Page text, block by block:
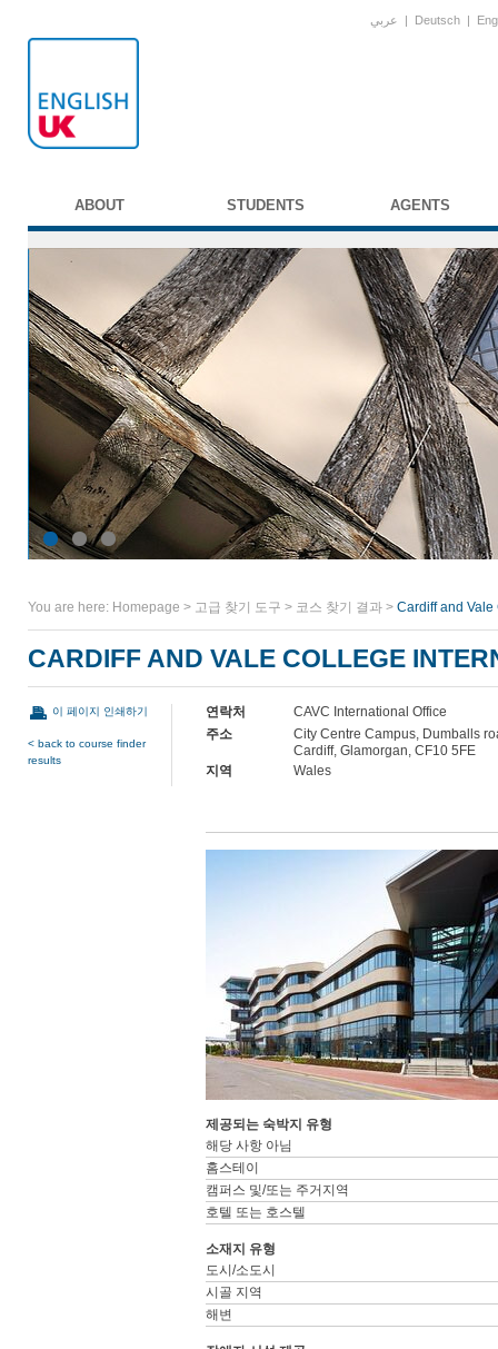
عربي | Deutsch |
ABOUT STUDENTS AGENTS
You are here: Homepage > 고급 찾기 도구 > 코스 찾기 결과 > Cardiff and
CARDIFF AND VALE COLLEGE
이 페이지 인쇄하기
< back to course finder
results
연락처
CAVC International Office
주소
City Centre Campus, Dumballs
Cardiff, Glamorgan, CF10 5FE
지역
Wales
제공되는 숙박지 유형
해당 사항 아님
홈스테이
캠퍼스 및/또는 주거지역
호텔 또는 호스텔
소재지 유형
도시/소도시
시골 지역
해변